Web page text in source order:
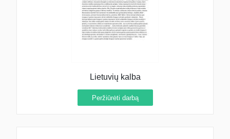
Lietuvių kalba
Peržiūrėti darbą